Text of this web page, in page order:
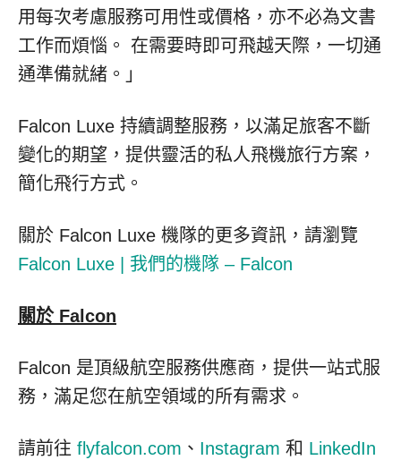
用每次考慮服務可用性或價格，亦不必為文書
工作而煩惱。 在需要時即可飛越天際，一切通
通準備就緒。」
Falcon Luxe 持續調整服務，以滿足旅客不斷
變化的期望，提供靈活的私人飛機旅行方案，
簡化飛行方式。
關於 Falcon Luxe 機隊的更多資訊，請瀏覽
Falcon Luxe | 我們的機隊 – Falcon
關於 Falcon
Falcon 是頂級航空服務供應商，提供一站式服
務，滿足您在航空領域的所有需求。
請前往 flyfalcon.com 、 Instagram 和 LinkedIn